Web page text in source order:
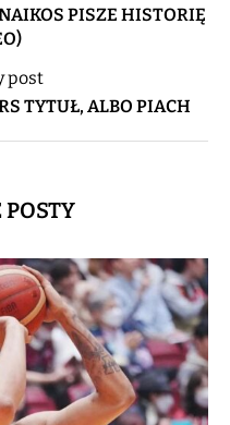
PISZE HISTORIĘ
post
TYTUŁ, ALBO PIACH